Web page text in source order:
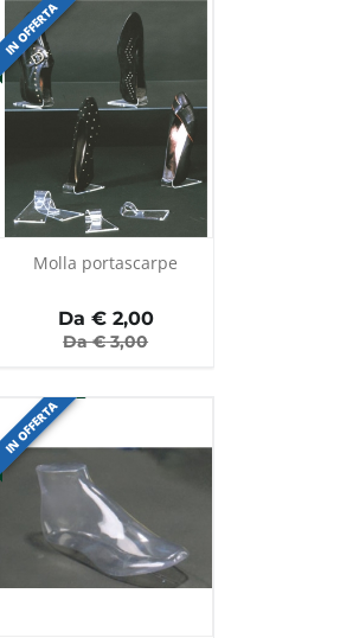
IN OFFERTA
Molla portascarpe
Da €2,00
Da €3,00
IN OFFERTA